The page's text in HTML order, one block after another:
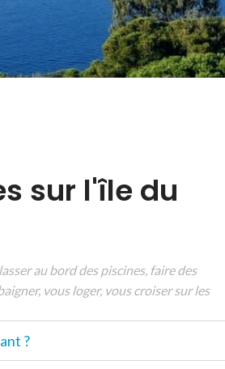
sur l'île du
au bord des piscines, faire des
vous loger, vous croiser sur les
?